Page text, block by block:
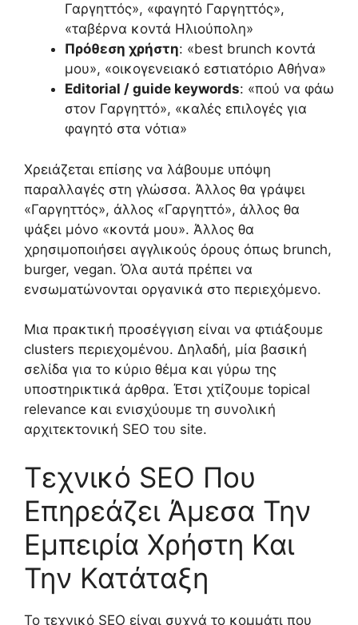
Γαργηττός», «φαγητό Γαργηττός»,
«ταβέρνα κοντά Ηλιούπολη»
Πρόθεση χρήστη: «best brunch κοντά
μου», «οικογενειακό εστιατόριο Αθήνα»
Editorial / guide keywords: «πού να φάω
στον Γαργηττό», «καλές επιλογές για
φαγητό στα νότια»
Χρειάζεται επίσης να λάβουμε υπόψη
παραλλαγές στη γλώσσα. Άλλος θα γράψει
«Γαργηττός», άλλος «Γαργηττό», άλλος θα
ψάξει μόνο «κοντά μου». Άλλος θα
χρησιμοποιήσει αγγλικούς όρους όπως brunch,
burger, vegan. Όλα αυτά πρέπει να
ενσωματώνονται οργανικά στο περιεχόμενο.
Μια πρακτική προσέγγιση είναι να φτιάξουμε
clusters περιεχομένου. Δηλαδή, μία βασική
σελίδα για το κύριο θέμα και γύρω της
υποστηρικτικά άρθρα. Έτσι χτίζουμε topical
relevance και ενισχύουμε τη συνολική
αρχιτεκτονική SEO του site.
Τεχνικό SEO Που
Επηρεάζει Άμεσα Την
Εμπειρία Χρήστη Και
Την Κατάταξη
Το τεχνικό SEO είναι συχνά το κομμάτι που